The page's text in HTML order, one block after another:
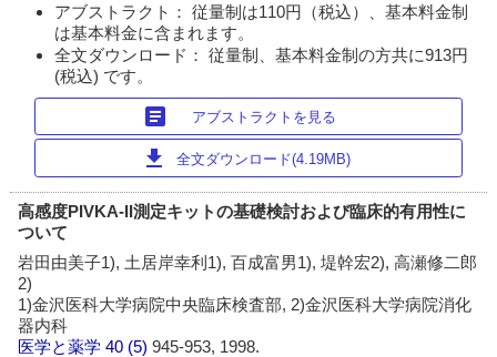
アブストラクト： 従量制は110円（税込）、基本料金制
は基本料金に含まれます。
全文ダウンロード： 従量制、基本料金制の方共に913円
(税込) です。
article アブストラクトを見る
download 全文ダウンロード(4.19MB)
高感度PIVKA-II測定キットの基礎検討および臨床的有用性に
ついて
岩田由美子1), 土居岸幸利1), 百成富男1), 堤幹宏2), 高瀬修二郎
2)
1)金沢医科大学病院中央臨床検査部, 2)金沢医科大学病院消化
器内科
医学と薬学 40 (5)945-953, 1998.